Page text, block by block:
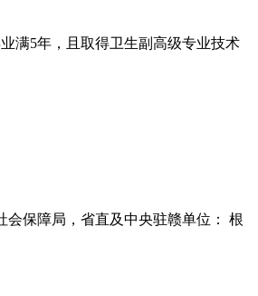
满5年，且取得卫生副高级专业技术
会保障局，省直及中央驻赣单位： 根